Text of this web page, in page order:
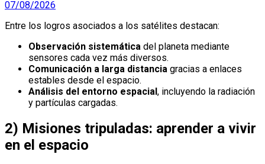
07/08/2026
Entre los logros asociados a los satélites destacan:
Observación sistemática del planeta mediante
sensores cada vez más diversos.
Comunicación a larga distancia gracias a enlaces
estables desde el espacio.
Análisis del entorno espacial, incluyendo la radiación
y partículas cargadas.
2) Misiones tripuladas: aprender a vivir
en el espacio